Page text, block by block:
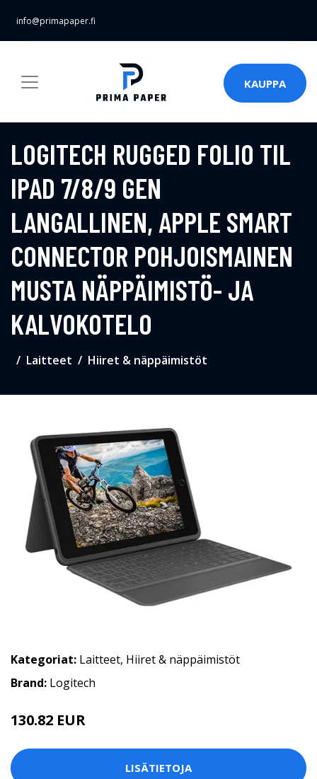
info@primapaper.fi
KAUPPA
LOGITECH RUGGED FOLIO TIL
IPAD 7/8/9 GEN
LANGALLINEN, APPLE SMART
CONNECTOR POHJOISMAINEN
MUSTA NÄPPÄIMISTÖ- JA
KALVOKOTELO
Laitteet Hiiret & näppäimistöt
Kategoriat: Laitteet, Hiiret & näppäimistöt
Brand: Logitech
130.82 EUR
LISÄTIETOJA